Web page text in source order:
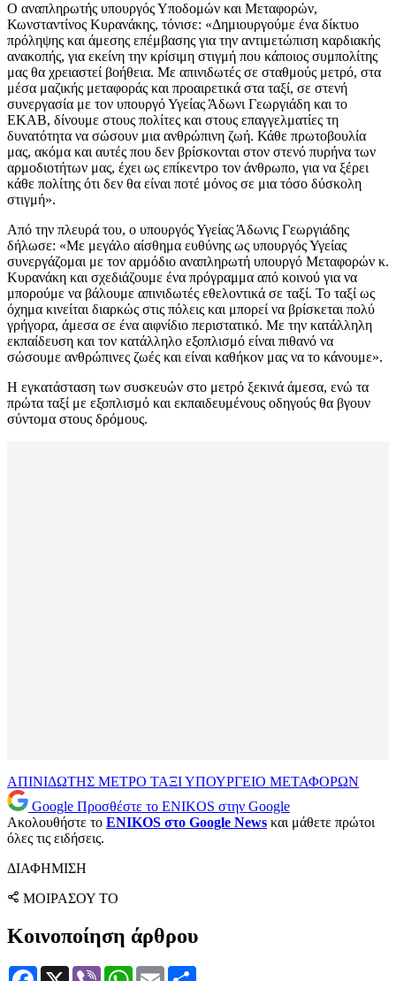
Ο αναπληρωτής υπουργός Υποδομών και Μεταφορών,
Κωνσταντίνος Κυρανάκης, τόνισε: «Δημιουργούμε ένα δίκτυο
πρόληψης και άμεσης επέμβασης για την αντιμετώπιση καρδιακής
ανακοπής, για εκείνη την κρίσιμη στιγμή που κάποιος συμπολίτης
μας θα χρειαστεί βοήθεια. Με απινιδωτές σε σταθμούς μετρό, στα
μέσα μαζικής μεταφοράς και προαιρετικά στα ταξί, σε στενή
συνεργασία με τον υπουργό Υγείας Άδωνι Γεωργιάδη και το
ΕΚΑΒ, δίνουμε στους πολίτες και στους επαγγελματίες τη
δυνατότητα να σώσουν μια ανθρώπινη ζωή. Κάθε πρωτοβουλία
μας, ακόμα και αυτές που δεν βρίσκονται στον στενό πυρήνα των
αρμοδιοτήτων μας, έχει ως επίκεντρο τον άνθρωπο, για να ξέρει
κάθε πολίτης ότι δεν θα είναι ποτέ μόνος σε μια τόσο δύσκολη
στιγμή».
Από την πλευρά του, ο υπουργός Υγείας Άδωνις Γεωργιάδης
δήλωσε: «Με μεγάλο αίσθημα ευθύνης ως υπουργός Υγείας
συνεργάζομαι με τον αρμόδιο αναπληρωτή υπουργό Μεταφορών κ.
Κυρανάκη και σχεδιάζουμε ένα πρόγραμμα από κοινού για να
μπορούμε να βάλουμε απινιδωτές εθελοντικά σε ταξί. Το ταξί ως
όχημα κινείται διαρκώς στις πόλεις και μπορεί να βρίσκεται πολύ
γρήγορα, άμεσα σε ένα αιφνίδιο περιστατικό. Με την κατάλληλη
εκπαίδευση και τον κατάλληλο εξοπλισμό είναι πιθανό να
σώσουμε ανθρώπινες ζωές και είναι καθήκον μας να το κάνουμε».
Η εγκατάσταση των συσκευών στο μετρό ξεκινά άμεσα, ενώ τα
πρώτα ταξί με εξοπλισμό και εκπαιδευμένους οδηγούς θα βγουν
σύντομα στους δρόμους.
ΑΠΙΝΙΔΩΤΗΣ ΜΕΤΡΟ ΤΑΞΙΥΠΟΥΡΓΕΙΟ ΜΕΤΑΦΟΡΩΝ
Google Προσθέστε το ENIKOS στην Google
Ακολουθήστε το ENIKOS στο Google News και μάθετε πρώτοι
όλες τις ειδήσεις.
ΔΙΑΦΗΜΙΣΗ
ΜΟΙΡΑΣΟΥ ΤΟ
Κοινοποίηση άρθρου
Facebook
X Viber WhatsApp
Email